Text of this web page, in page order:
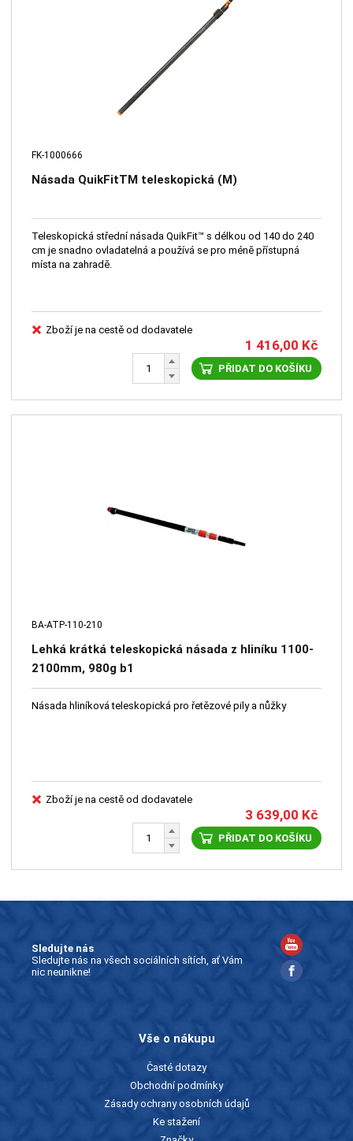
FK-1000666
Násada QuikFitTM teleskopická (M)
Teleskopická střední násada QuikFit™ s délkou od 140 do 240
cm je snadno ovladatelná a používá se pro méně přístupná
místa na zahradě.
Zboží je na cestě od dodavatele
1 416,00 Kč
PŘIDAT DO KOŠÍKU
BA-ATP-110-210
Lehká krátká teleskopická násada z hliníku 1100-
2100mm, 980g b1
Násada hliníková teleskopická pro řetězové pily a nůžky
Zboží je na cestě od dodavatele
3 639,00 Kč
PŘIDAT DO KOŠÍKU
Sledujte nás
Sledujte nás na všech sociálních sítích, ať Vám
nic neunikne!
Vše o nákupu
Časté dotazy
Obchodní podmínky
Zásady ochrany osobních údajů
Ke stažení